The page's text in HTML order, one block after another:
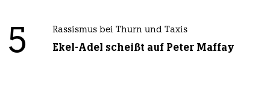
5 Rassismus bei Thurn und Taxis
Ekel-Adel scheißt auf Peter Maffay